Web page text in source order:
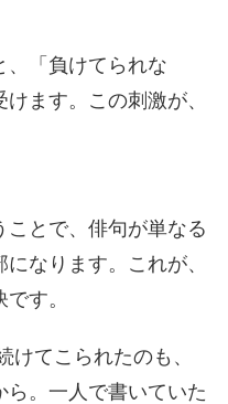
、「負けてられな
ます。この刺激が、
とで、俳句が単なる
なります。これが、
す。
てこられたのも、
。一人で書いていた